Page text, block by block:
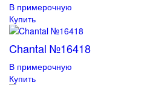
В примерочную
Купить
Chantal №16418
В примерочную
Купить